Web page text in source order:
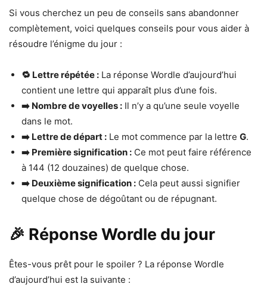
Si vous cherchez un peu de conseils sans abandonner
complètement, voici quelques conseils pour vous aider à
résoudre l’énigme du jour :
🔁 Lettre répétée : La réponse Wordle d’aujourd’hui
contient une lettre qui apparaît plus d’une fois.
➡️ Nombre de voyelles : Il n’y a qu’une seule voyelle
dans le mot.
➡️ Lettre de départ : Le mot commence par la lettre G.
➡️ Première signification : Ce mot peut faire référence
à 144 (12 douzaines) de quelque chose.
➡️ Deuxième signification : Cela peut aussi signifier
quelque chose de dégoûtant ou de répugnant.
🎉 Réponse Wordle du jour
Êtes-vous prêt pour le spoiler ? La réponse Wordle
d’aujourd’hui est la suivante :